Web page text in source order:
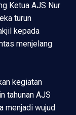
Ketua AJS Nur
turun
kepada
menjelang
kegiatan
tahunan AJS
menjadi wujud